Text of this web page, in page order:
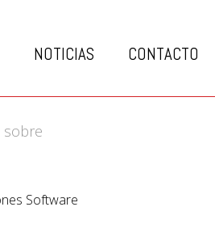
NOTICIAS CONTACTO
sobre
Software